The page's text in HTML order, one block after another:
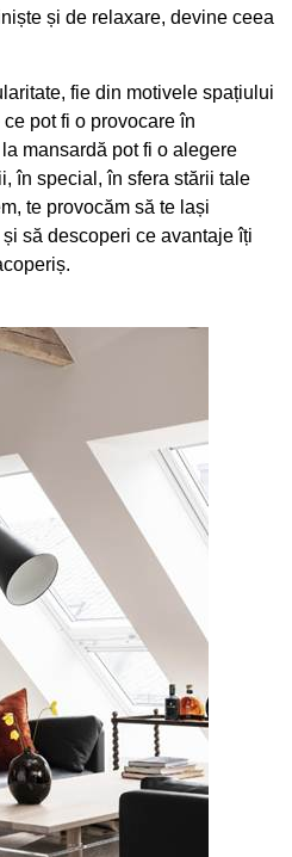
și de relaxare, devine ceea
fie din motivele spațiului
pot fi o provocare în
mansardă pot fi o alegere
în special, în sfera stării tale
te provocăm să te lași
să descoperi ce avantaje îți